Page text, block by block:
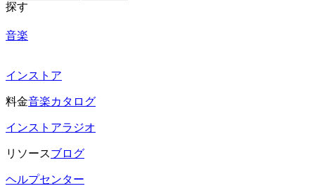
探す
音楽
インストア
料金音楽カタログ
インストアラジオ
リソースブログ
ヘルプセンター